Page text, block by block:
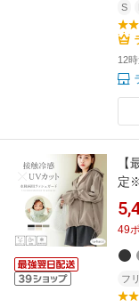
S
12
定
ド
プ
ー
49
フ